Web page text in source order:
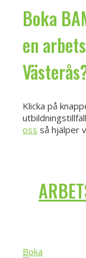
Boka
en
Klicka på
oss så hjälper
Boka